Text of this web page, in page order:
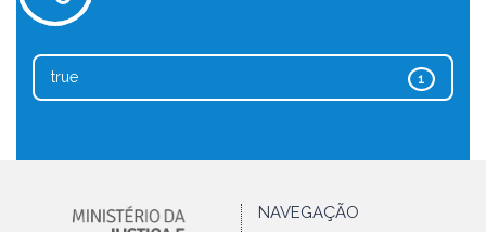
1
true
NAVEGAÇÃO